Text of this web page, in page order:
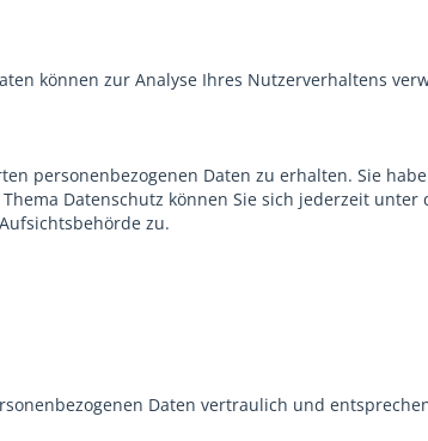
können zur Analyse Ihres Nutzerverhaltens
personenbezogenen Daten zu erhalten. Sie
Datenschutz können Sie sich jederzeit unter
zu.
Daten vertraulich und